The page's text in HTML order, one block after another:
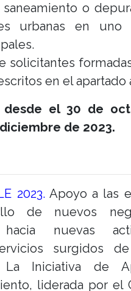
o
urbanas en uno
solicitantes
en el apartado
desde el 30 de
de 2023.
2023.Apoyo a las
de nuevos
hacia nuevas
surgidos
La Iniciativa de
liderada por el